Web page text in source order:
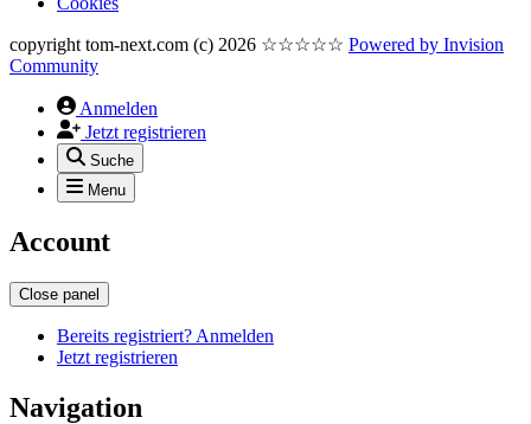
copyright tom-next.com (c) 2026 ☆☆☆☆☆ Powered by Invision
Community
Anmelden
Jetzt registrieren
Suche
Menu
Account
Close panel
Bereits registriert? Anmelden
Jetzt registrieren
Navigation